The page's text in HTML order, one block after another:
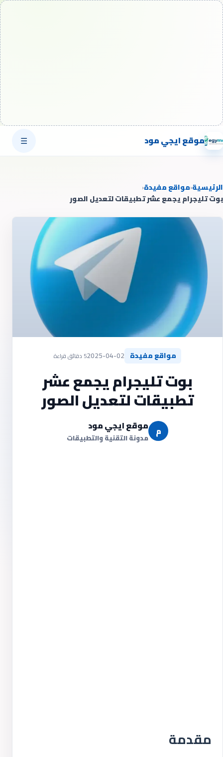
موقع ايجي مود ☰
الرئيسية‹مواقع مفيدة‹
بوت تليجرام يجمع عشر تطبيقات لتعديل الصور
مواقع مفيدة 2025-04-025 دقائق قراءة
بوت تليجرام يجمع عشر
تطبيقات لتعديل الصور
م موقع ايجي مود
مدونة التقنية والتطبيقات
مقدمة